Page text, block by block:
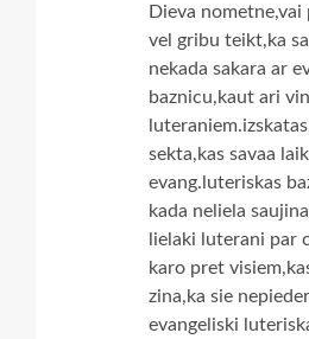
Dieva nometne,vai
vel gribu teikt,ka
nekada sakara ar
baznicu,kaut ari
sekta,kas savaa
evang.luteriskas
kada neliela
lielaki luterani par
karo pret
zina,ka sie
evangeliski